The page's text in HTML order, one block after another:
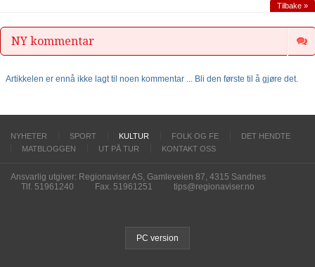
Tilbake »
NY kommentar
Artikkelen er ennå ikke lagt til noen kommentar ... Bli den første til å gjøre det.
NYHETER SPORT KULTUR FOLK OG FE
DET HENDTE
MATBLOGGEN
UT PÅ TUR KONTAKT OSS
Ansvarlig utgiver: Regionaviser AS, Gamleveien 87, 4315 Sandnes
Tlf. 51961240
Fax. 51961251 tips@regionaviser.no
PC version